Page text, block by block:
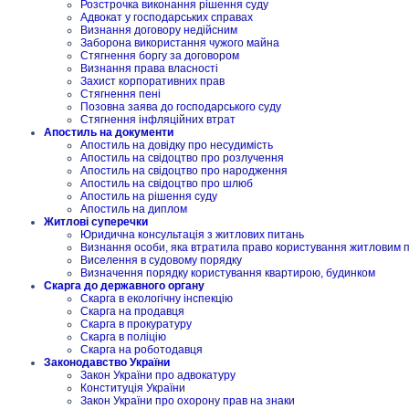
Розстрочка виконання рішення суду
Адвокат у господарських справах
Визнання договору недійсним
Заборона використання чужого майна
Стягнення боргу за договором
Визнання права власності
Захист корпоративних прав
Стягнення пені
Позовна заява до господарського суду
Стягнення інфляційних втрат
Апостиль на документи
Апостиль на довідку про несудимість
Апостиль на свідоцтво про розлучення
Апостиль на свідоцтво про народження
Апостиль на свідоцтво про шлюб
Апостиль на рішення суду
Апостиль на диплом
Житлові суперечки
Юридична консультація з житлових питань
Визнання особи, яка втратила право користування житловим
Виселення в судовому порядку
Визначення порядку користування квартирою, будинком
Скарга до державного органу
Скарга в екологічну інспекцію
Скарга на продавця
Скарга в прокуратуру
Скарга в поліцію
Скарга на роботодавця
Законодавство України
Закон України про адвокатуру
Конституція України
Закон України про охорону прав на знаки